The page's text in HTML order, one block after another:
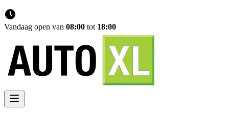
Vandaag open van 08:00 tot 18:00